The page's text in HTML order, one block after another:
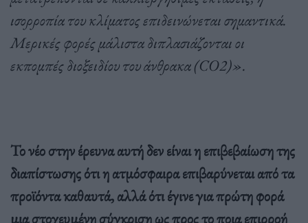
ισορροπία του κλίματος επιδεινώνεται σημαντικά.
Μερικές φορές μάλιστα διπλασιάζονται οι
εκπομπές διοξειδίου του άνθρακα (CO2)».
Το νέο στην έρευνα αυτή δεν είναι η επιβεβαίωση της
διαπίστωσης ότι η ατμόσφαιρα επιβαρύνεται από τα
προϊόντα καθαυτά, αλλά ότι έγινε για πρώτη φορά
μια στοχευμένη σύγκριση ως προς το ποια επιρροή